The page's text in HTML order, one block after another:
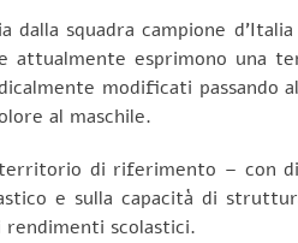
squadra campione d’Italia
esprimono una
modificati passando
al maschile.
territorio di riferimento – con
e sulla capacità di
scolastici.